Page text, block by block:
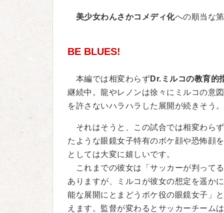
美少女わんさかコメディ化への順当な
BE BLUES!
本編では相変わらずDr.ミルコの教育的
継続中。龍やレノンは徐々にミルコの意
を許さないハラハラした展開が続きそう。
それはそうと、この試合では相変わら
たような眼鏡女子特有のボケ顔や恐怖顔
としては大変に嬉しいです。
これまでの彼女は「サッカーが判って
ありますが、ミルコが彼女の想定を遥か
能な展開にとまどうボケ役の眼鏡女子」
えます。監督が変わるとサッカーチーム